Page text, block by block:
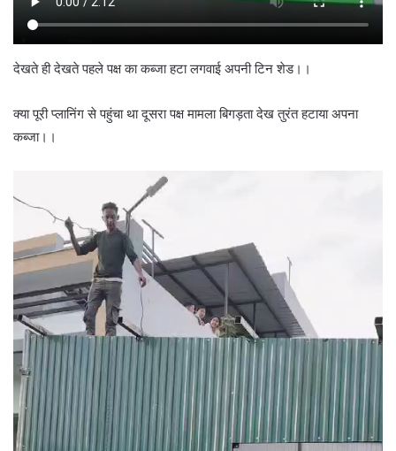
देखते ही देखते पहले पक्ष का कब्जा हटा लगवाई अपनी टिन शेड।।
क्या पूरी प्लानिंग से पहुंचा था दूसरा पक्ष मामला बिगड़ता देख तुरंत हटाया अपना
कब्जा।।